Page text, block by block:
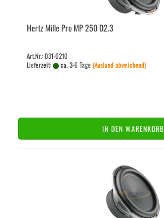
Hertz Mille Pro MP 250 D2.3
Art.Nr.: 031-0210
Lieferzeit:
ca. 3-6 Tage(Ausland abweichend)
IN DEN WARENKORB